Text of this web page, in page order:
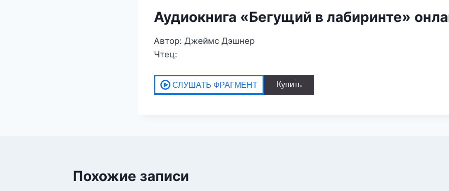
Аудиокнига «Бегущий в лабиринте»
Автор: Джеймс Дэшнер
Чтец:
Похожие записи